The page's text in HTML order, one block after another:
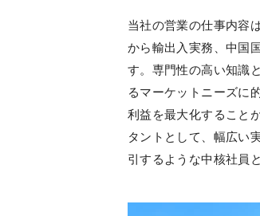
当社の営業の仕事内容
から輸出入実務、中国
す。専門性の高い知識
るマーケットニーズに
利益を最大化すること
タントとして、幅広い
引するような中核社員